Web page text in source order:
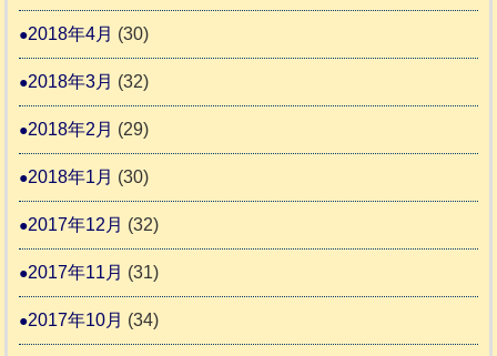
2018年4月 (30)
2018年3月 (32)
2018年2月 (29)
2018年1月 (30)
2017年12月 (32)
2017年11月 (31)
2017年10月 (34)